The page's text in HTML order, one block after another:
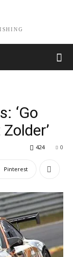
‘Go
0
424
Pinterest